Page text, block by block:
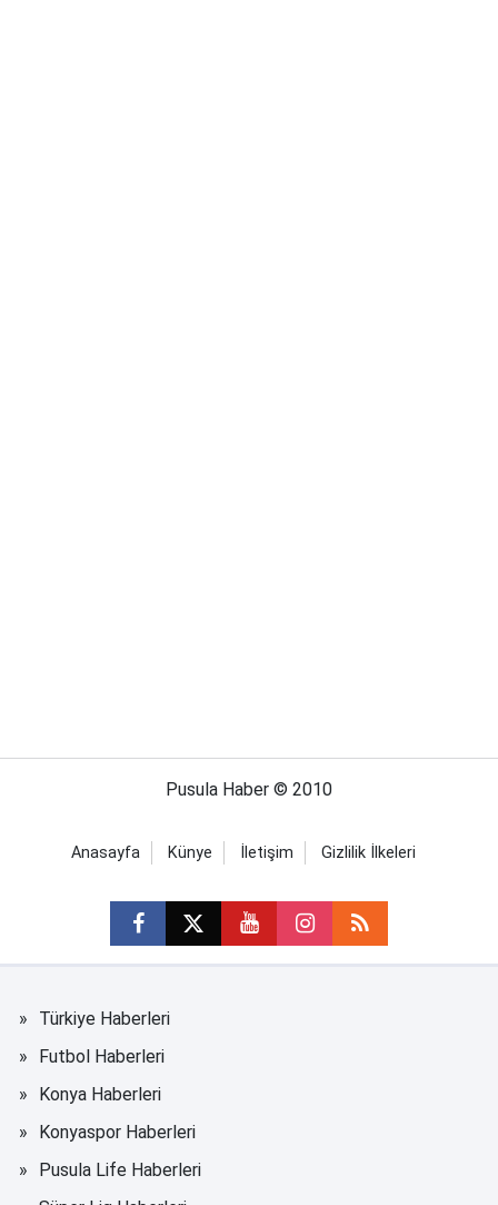
Pusula Haber © 2010
Anasayfa Künye İletişim Gizlilik İlkeleri
Türkiye Haberleri
Futbol Haberleri
Konya Haberleri
Konyaspor Haberleri
Pusula Life Haberleri